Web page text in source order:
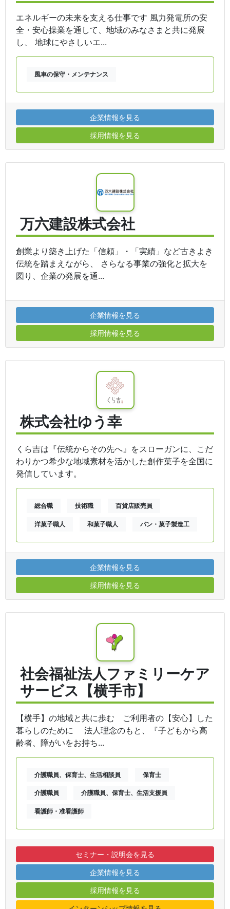
エネルギーの未来を支える仕事です 風力発電所の安
全・安心操業を通して、地域のみなさまと共に発展
し、 地球にやさしいエ...
風車の保守・メンテナンス
企業情報を見る
採用情報を見る
万六建設株式会社
創業より築き上げた「信頼」・「実績」など古きよき
伝統を踏まえながら、 さらなる事業の強化と拡大を
図り、企業の発展を通...
企業情報を見る
採用情報を見る
株式会社ゆう幸
くら吉は『伝統からその先へ』をスローガンに、こだ
わりかつ希少な地域素材を活かした創作菓子を全国に
発信しています。
総合職 技術職 百貨店販売員
洋菓子職人 和菓子職人 パン・菓子製造工
企業情報を見る
採用情報を見る
社会福祉法人ファミリーケア
サービス【横手市】
【横手】の地域と共に歩む ご利用者の【安心】した
暮らしのために 法人理念のもと、『子どもから高
齢者、障がいをお持ち...
介護職員、保育士、生活相談員 保育士
介護職員 介護職員、保育士、生活支援員
看護師・准看護師
セミナー・説明会を見る
企業情報を見る
採用情報を見る